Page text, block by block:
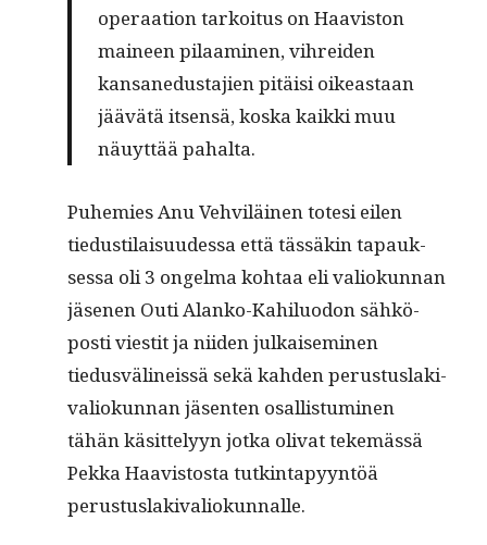
oper­aa­tion tarkoi­tus on Haav­is­ton
maineen pilaami­nen, vihrei­den
kansane­dus­ta­jien pitäisi oikeas­t­aan
jäävätä itsen­sä, kos­ka kaik­ki muu
näuyt­tää pahalta.
Puhemies Anu Vehviläi­nen tote­si eilen
tiedusti­laisu­udessa että tässäkin tapauk­
ses­sa oli 3 ongel­ma kohtaa eli valiokun­nan
jäse­nen Outi Alanko-Kahilu­odon sähkö­
posti viestit ja niiden julkaisem­i­nen
tiedusvä­lineis­sä sekä kah­den perus­tus­laki­
valiokun­nan jäsen­ten osal­lis­tu­mi­nen
tähän käsit­te­lyyn jot­ka oli­vat tekemässä
Pekka Haav­is­tos­ta tutk­in­tapyyn­töä
perustuslakivaliokunnalle.